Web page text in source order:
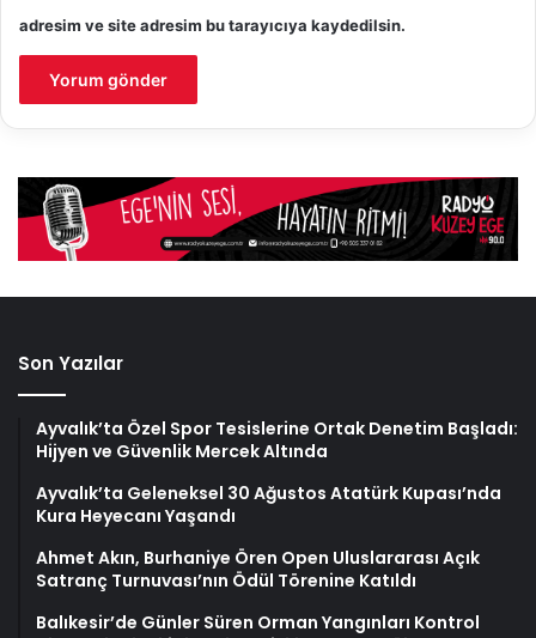
adresim ve site adresim bu tarayıcıya kaydedilsin.
Son Yazılar
Ayvalık’ta Özel Spor Tesislerine Ortak Denetim Başladı:
Hijyen ve Güvenlik Mercek Altında
Ayvalık’ta Geleneksel 30 Ağustos Atatürk Kupası’nda
Kura Heyecanı Yaşandı
Ahmet Akın, Burhaniye Ören Open Uluslararası Açık
Satranç Turnuvası’nın Ödül Törenine Katıldı
Balıkesir’de Günler Süren Orman Yangınları Kontrol